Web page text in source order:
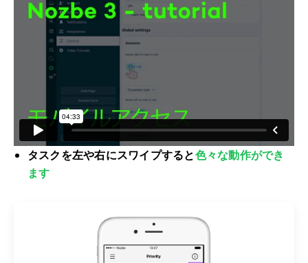
タスクを左や右にスワイプすると色々な動作ができ
ます